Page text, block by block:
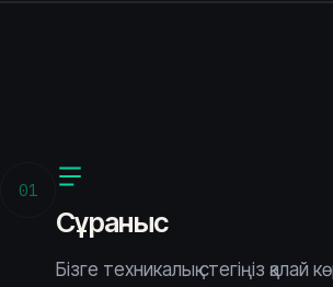
01
Сұраныс
Бізге техникалық стегіңіз қалай